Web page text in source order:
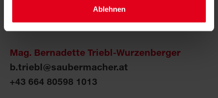
Ablehnen
Mag. Bernadette Triebl-Wurzenberger
b.triebl@saubermacher.at
+43 664 80598 1013